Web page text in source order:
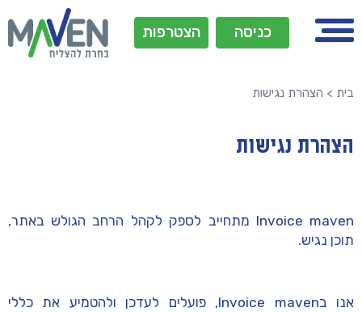
כניסה הצטרפות
בית > הצהרת נגישות
הצהרת נגישות
Invoice maven מתחייב לספק לקהל הרחב הגולש באתר,
תוכן נגיש.
אנו בInvoice maven, פועלים לעדכן ולהטמיע את כללי